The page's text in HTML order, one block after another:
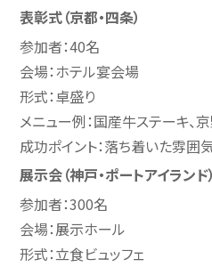
表彰式（京都・四条）
参加者：40名
会場：ホテル宴会場
形式：卓盛り
メニュー例：国産牛ステーキ、
成功ポイント：落ち着いた雰囲
展示会（神戸・ポートアイランド）
参加者：300名
会場：展示ホール
形式：立食ビュッフェ